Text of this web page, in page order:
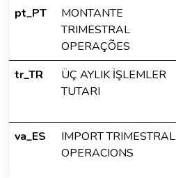
pt_PT
MONTANTE
TRIMESTRAL
OPERAÇÕES
tr_TR
ÜÇ AYLIK İŞLEMLER
TUTARI
va_ES
IMPORT TRIMESTRAL
OPERACIONS